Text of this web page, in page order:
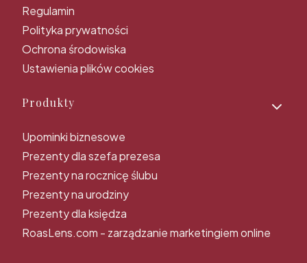
Regulamin
Polityka prywatności
Ochrona środowiska
Ustawienia plików cookies
Produkty
Upominki biznesowe
Prezenty dla szefa prezesa
Prezenty na rocznicę ślubu
Prezenty na urodziny
Prezenty dla księdza
RoasLens.com - zarządzanie marketingiem online